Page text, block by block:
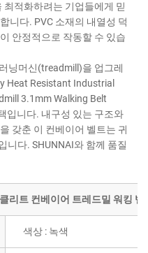
최적화하려는 기업들에게 믿
니다. PVC 소재의 내열성 덕
안정적으로 작동할 수 있습
닝머신(treadmill)을 업그레
Heat Resistant Industrial
3.1mm Walking Belt
입니다. 내구성 있는 구조와
갖춘 이 컨베이어 벨트는 귀
니다. SHUNNAI와 함께 품질
리트 컨베이어 트레드밀 워킹 벨
색상 : 녹색